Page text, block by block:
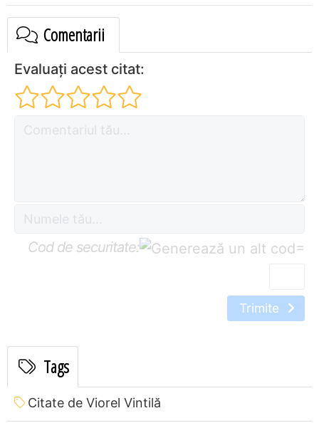
Comentarii
Evaluați acest citat:
Cod de securitate: =
Trimite
Tags
Citate de Viorel Vintilă